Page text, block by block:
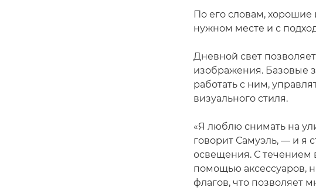
По его словам, хорошие
нужном месте и с
Дневной свет
изображения. Базовые
работать с ним,
визуального стиля.
«Я люблю снимать на
говорит Самуэль, — и я
освещения. С течением
помощью аксессуаров,
флагов, что позволяет